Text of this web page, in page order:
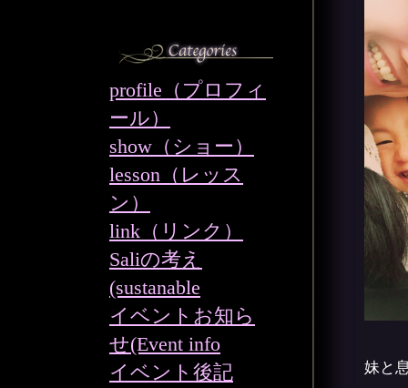
profile（プロフィ
ール）
show（ショー）
lesson（レッス
ン）
link（リンク）
Saliの考え
(sustanable
イベントお知ら
せ(Event info
イベント後記
妹と